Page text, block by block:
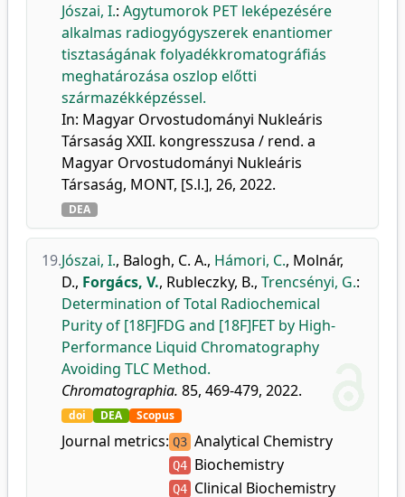
Jószai, I.: Agytumorok PET leképezésére
alkalmas radiogyógyszerek enantiomer
tisztaságának folyadékkromatográfiás
meghatározása oszlop előtti
származékképzéssel.
In: Magyar Orvostudományi Nukleáris
Társaság XXII. kongresszusa / rend. a
Magyar Orvostudományi Nukleáris
Társaság, MONT, [S.l.], 26, 2022.
DEA
19.Jószai, I., Balogh, C. A., Hámori, C., Molnár,
D., Forgács, V., Rubleczky, B., Trencsényi, G.:
Determination of Total Radiochemical
Purity of [18F]FDG and [18F]FET by High-
Performance Liquid Chromatography
Avoiding TLC Method.
Chromatographia. 85, 469-479, 2022.
doi DEA Scopus
Journal metrics: Q3 Analytical Chemistry
Q4 Biochemistry
Q4 Clinical Biochemistry